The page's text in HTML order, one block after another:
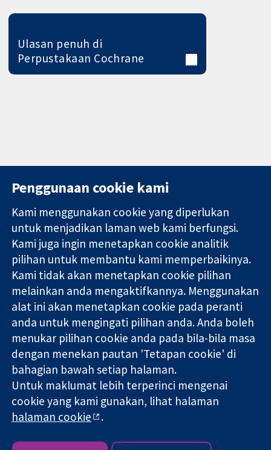
Ulasan penuh di
Perpustakaan Cochrane
Bukti yang
dipercayai.
keputusan
termaklum
Kesihatan yang
lebih baik
11-13 Cavendish
Square
London
W1G 0AN
United Kingdom
Hubungi kita
Berita
Pejabat
akhbar
Perihal Kami
Pekerjaan
Cochrane
Library
Kolaborasi Cochrane ialah sebuah badan amal (no. 1045921) dan
sebuah syarikat terhad oleh jaminan (no. 03044323) yang
berdaftar di England & Wales. Nombor pendaftaran VAT GB 718
2127 49.
Hak Cipta © 2026 Kolabrasi Cochrane
Terma & Syarat Laman Web
|Penafian|Kerahsiaan
Penggunaan cookie kami
Kami menggunakan cookie yang diperlukan
untuk menjadikan laman web kami berfungsi.
Kami juga ingin menetapkan cookie analitik
pilihan untuk membantu kami memperbaikinya.
Kami tidak akan menetapkan cookie pilihan
melainkan anda mengaktifkannya. Menggunakan
alat ini akan menetapkan cookie pada peranti
anda untuk mengingati pilihan anda. Anda boleh
menukar pilihan cookie anda pada bila-bila masa
dengan menekan pautan 'Tetapan cookie' di
bahagian bawah setiap halaman.
Untuk maklumat lebih terperinci mengenai
cookie yang kami gunakan, lihat halaman
halaman cookie
.